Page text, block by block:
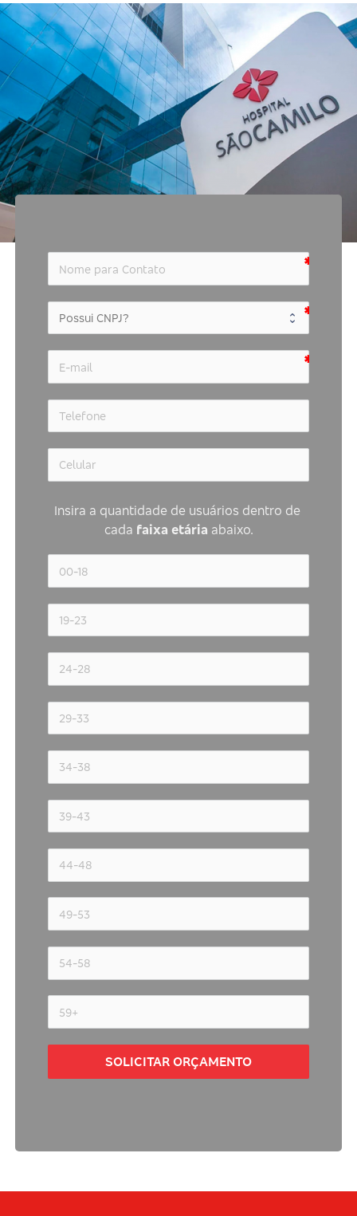
Insira a quantidade de usuários dentro de
cada faixa etária abaixo.
SOLICITAR ORÇAMENTO